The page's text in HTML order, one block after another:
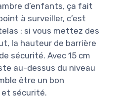
d’enfants, ça fait
à surveiller, c’est
: si vous mettez des
la hauteur de barrière
sécurité. Avec 15 cm
au-dessus du niveau
être un bon
sécurité.